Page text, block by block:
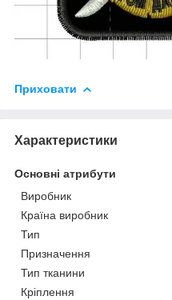
Приховати
Характеристики
Основні атрибути
Виробник
Країна виробник
Тип
Призначення
Тип тканини
Кріплення